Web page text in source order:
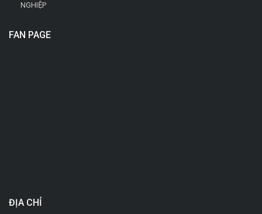
NGHIỆP
FAN PAGE
ĐỊA CHỈ